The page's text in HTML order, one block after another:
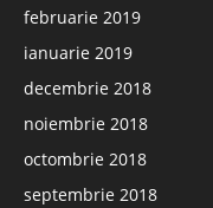
februarie 2019
ianuarie 2019
decembrie 2018
noiembrie 2018
octombrie 2018
septembrie 2018